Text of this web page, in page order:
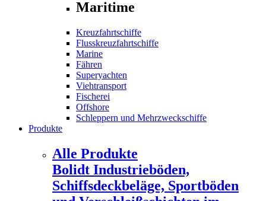
Maritime
Kreuzfahrtschiffe
Flusskreuzfahrtschiffe
Marine
Fähren
Superyachten
Viehtransport
Fischerei
Offshore
Schleppern und Mehrzweckschiffe
Produkte
Alle Produkte
Bolidt Industrieböden,
Schiffsdeckbeläge, Sportböden